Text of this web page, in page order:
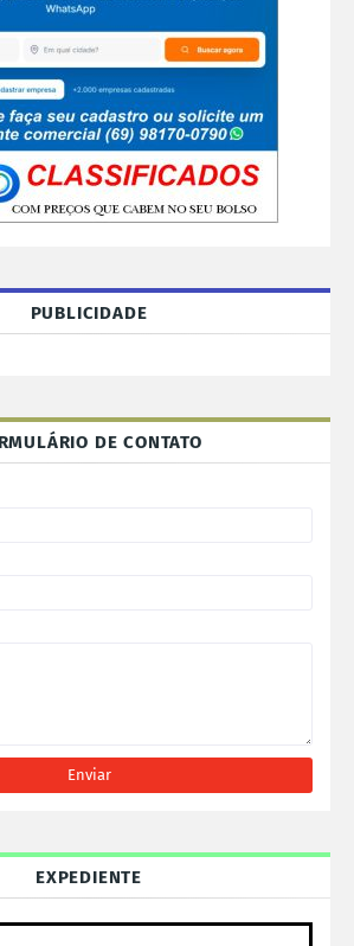
PUBLICIDADE
DE CONTATO
EXPEDIENTE